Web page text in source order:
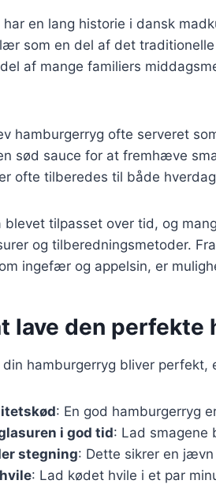
en lang historie i dansk
som en del af det
af mange familiers
hamburgerryg ofte serveret
sød sauce for at fremhæve
ofte tilberedes til både
blevet tilpasset over tid, og
og tilberedningsmetoder.
ingefær og appelsin, er
lave den perfekte
din hamburgerryg bliver perfekt,
: En god hamburgerryg
i god tid: Lad smagene
stegning: Dette sikrer en
: Lad kødet hvile i et par